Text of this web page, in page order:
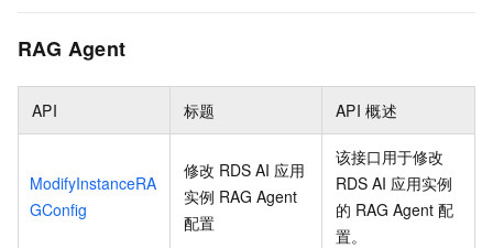
RAG Agent
API 标题 API 概述
ModifyInstanceRA
GConfig
修改 RDS AI 应用
实例 RAG Agent
配置
该接口用于修改
RDS AI 应用实例
的 RAG Agent 配
置。